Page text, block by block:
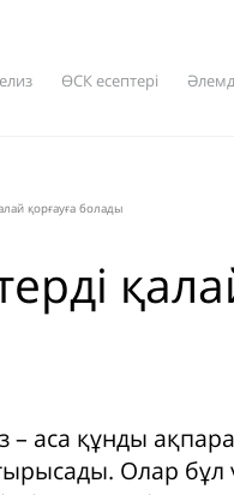
ӨСК есептері
қорғауға болады
– аса құнды
Олар